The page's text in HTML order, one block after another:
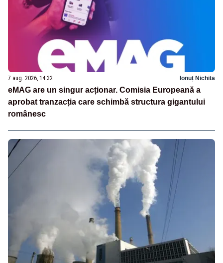
7 aug. 2026, 14:32 Ionuț Nichita
eMAG are un singur acționar. Comisia Europeană a
aprobat tranzacția care schimbă structura gigantului
românesc